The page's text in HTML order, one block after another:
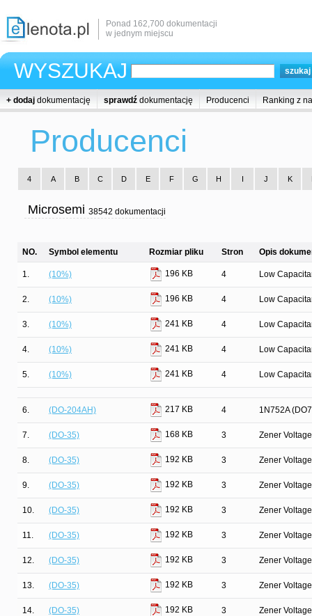
Ponad 162,700 dokumentacji
w jednym miejscu
WYSZUKAJ
+ dodaj dokumentację sprawdź dokumentację Producenci Ranking z
Producenci
4 A B C D E F G H I J K
Microsemi 38542 dokumentacji
NO. Symbol elementu Rozmiar pliku Stron Opis
1. (10%) 196 KB 4 Low
2. (10%) 196 KB 4 Low
3. (10%) 241 KB 4 Low
4. (10%) 241 KB 4 Low
5. (10%) 241 KB 4 Low
6. (DO-204AH) 217 KB 4 1N752A
7. (DO-35) 168 KB 3 Zener
8. (DO-35) 192 KB 3 Zener
9. (DO-35) 192 KB 3 Zener
10. (DO-35) 192 KB 3 Zener
11. (DO-35) 192 KB 3 Zener
12. (DO-35) 192 KB 3 Zener
13. (DO-35) 192 KB 3 Zener
14. (DO-35) 192 KB 3 Zener